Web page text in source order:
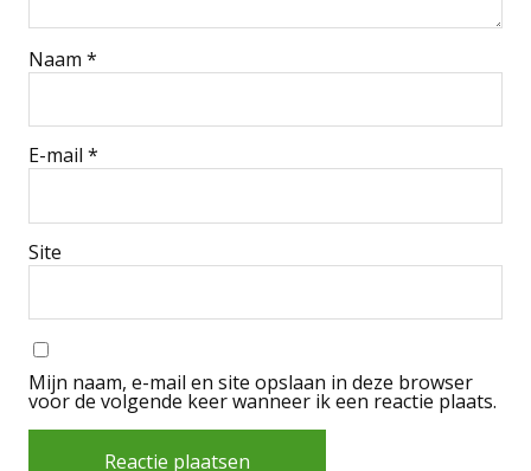
Naam *
E-mail *
Site
Mijn naam, e-mail en site opslaan in deze browser
voor de volgende keer wanneer ik een reactie plaats.